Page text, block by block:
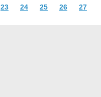
23 24 25 26
27